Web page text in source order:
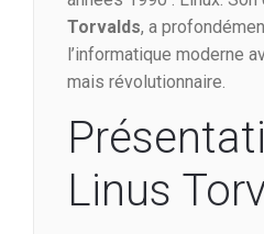
Torvalds, a
l’informatique moderne
mais révolutionnaire.
Linus